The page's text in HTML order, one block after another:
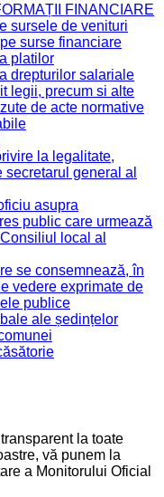
FINANCIARE
sursele de venituri
surse financiare
platilor
drepturilor salariale
legii, precum si alte
de acte normative
la legalitate,
general al
asupra
public care urmează
local al
se consemnează, în
vedere exprimate de
publice
ale ședințelor
la toate
vă punem la
a Monitorului Oficial